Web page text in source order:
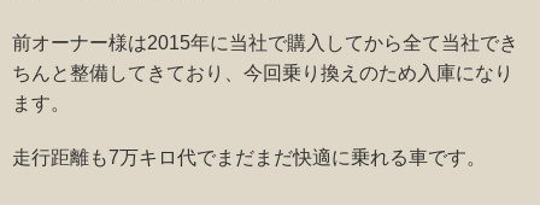
前オーナー様は2015年に当社で購入してから全て当社でき
ちんと整備してきており、今回乗り換えのため入庫になり
ます。
走行距離も7万キロ代でまだまだ快適に乗れる車です。